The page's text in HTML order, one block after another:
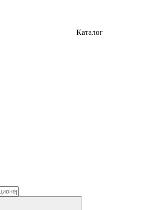
Каталог